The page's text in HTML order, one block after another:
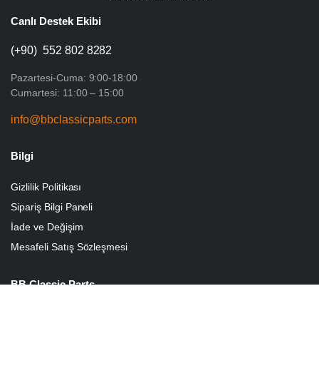
Canlı Destek Ekibi
(+90) 552 802 8282
Pazartesi-Cuma: 9:00-18:00
Cumartesi: 11:00 – 15:00
info@bbclassicparts.com
Bilgi
Gizlilik Politikası
Sipariş Bilgi Paneli
İade ve Değişim
Mesafeli Satış Sözleşmesi
BB Classic Parts